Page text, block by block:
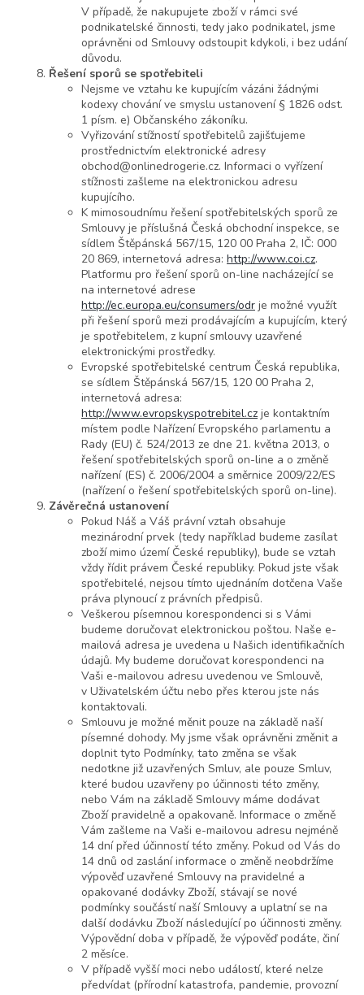
V případě, že nakupujete zboží v rámci své
podnikatelské činnosti, tedy jako podnikatel, jsme
oprávněni od Smlouvy odstoupit kdykoli, i bez udání
důvodu.
Řešení sporů se spotřebiteli
Nejsme ve vztahu ke kupujícím vázáni žádnými
kodexy chování ve smyslu ustanovení § 1826 odst.
1 písm. e) Občanského zákoníku.
Vyřizování stížností spotřebitelů zajišťujeme
prostřednictvím elektronické adresy
obchod@onlinedrogerie.cz. Informaci o vyřízení
stížnosti zašleme na elektronickou adresu
kupujícího.
K mimosoudnímu řešení spotřebitelských sporů ze
Smlouvy je příslušná Česká obchodní inspekce, se
sídlem Štěpánská 567/15, 120 00 Praha 2, IČ: 000
20 869, internetová adresa: http://www.coi.cz.
Platformu pro řešení sporů on-line nacházející se
na internetové adrese
http://ec.europa.eu/consumers/odr je možné využít
při řešení sporů mezi prodávajícím a kupujícím, který
je spotřebitelem, z kupní smlouvy uzavřené
elektronickými prostředky.
Evropské spotřebitelské centrum Česká republika,
se sídlem Štěpánská 567/15, 120 00 Praha 2,
internetová adresa:
http://www.evropskyspotrebitel.cz je kontaktním
místem podle Nařízení Evropského parlamentu a
Rady (EU) č. 524/2013 ze dne 21. května 2013, o
řešení spotřebitelských sporů on-line a o změně
nařízení (ES) č. 2006/2004 a směrnice 2009/22/ES
(nařízení o řešení spotřebitelských sporů on-line).
Závěrečná ustanovení
Pokud Náš a Váš právní vztah obsahuje
mezinárodní prvek (tedy například budeme zasílat
zboží mimo území České republiky), bude se vztah
vždy řídit právem České republiky. Pokud jste však
spotřebitelé, nejsou tímto ujednáním dotčena Vaše
práva plynoucí z právních předpisů.
Veškerou písemnou korespondenci si s Vámi
budeme doručovat elektronickou poštou. Naše e-
mailová adresa je uvedena u Našich identifikačních
údajů. My budeme doručovat korespondenci na
Vaši e-mailovou adresu uvedenou ve Smlouvě,
v Uživatelském účtu nebo přes kterou jste nás
kontaktovali.
Smlouvu je možné měnit pouze na základě naší
písemné dohody. My jsme však oprávněni změnit a
doplnit tyto Podmínky, tato změna se však
nedotkne již uzavřených Smluv, ale pouze Smluv,
které budou uzavřeny po účinnosti této změny,
nebo Vám na základě Smlouvy máme dodávat
Zboží pravidelně a opakovaně. Informace o změně
Vám zašleme na Vaši e-mailovou adresu nejméně
14 dní před účinností této změny. Pokud od Vás do
14 dnů od zaslání informace o změně neobdržíme
výpověď uzavřené Smlouvy na pravidelné a
opakované dodávky Zboží, stávají se nové
podmínky součástí naší Smlouvy a uplatní se na
další dodávku Zboží následující po účinnosti změny.
Výpovědní doba v případě, že výpověď podáte, činí
2 měsíce.
V případě vyšší moci nebo událostí, které nelze
předvídat (přírodní katastrofa, pandemie, provozní